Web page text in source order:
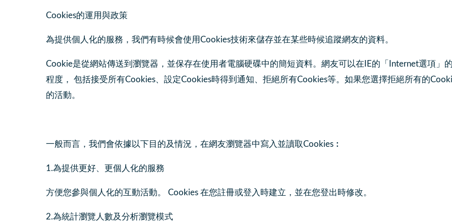
Cookies的運用與政策
為提供個人化的服務，我們有時候會使用Cookies技術來儲存並在某些時候追蹤網友的資料。
Cookie是從網站傳送到瀏覽器，並保存在使用者電腦硬碟中的簡短資料。網友可以在IE的「Internet選項」
程度， 包括接受所有Cookies、設定Cookies時得到通知、拒絕所有Cookies等。如果您選擇拒絕所有的
的活動。
一般而言，我們會依據以下目的及情況，在網友瀏覽器中寫入並讀取Cookies︰
1.為提供更好、更個人化的服務
方便您參與個人化的互動活動。 Cookies 在您註冊或登入時建立，並在您登出時修改。
2.為統計瀏覽人數及分析瀏覽模式